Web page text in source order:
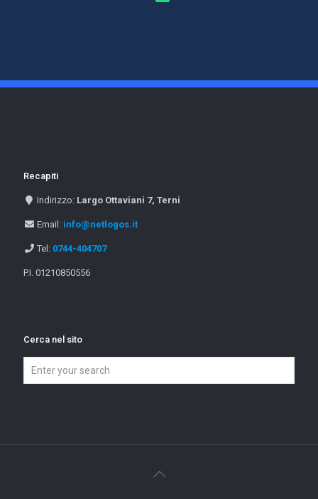
Recapiti
Indirizzo: Largo Ottaviani 7, Terni
Email: info@netlogos.it
Tel: 0744-404707
P.I. 01210850556
Cerca nel sito